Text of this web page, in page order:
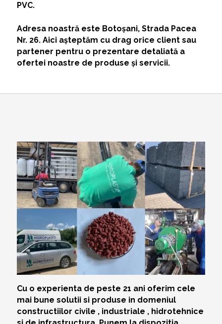
PVC.
Adresa noastră este Botoșani, Strada Pacea
Nr. 26. Aici așteptăm cu drag orice client sau
partener pentru o prezentare detaliată a
ofertei noastre de produse și servicii.
Cu o experienta de peste 21 ani oferim cele
mai bune solutii si produse in domeniul
constructiilor civile , industriale , hidrotehnice